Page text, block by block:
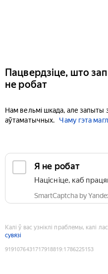
Пацвердзіце, што
не робат
Нам вельмі шкада, але
аўтаматычных.
Чаму гэта
Я не робат
Націсніце, каб
SmartCaptcha by
Калі ў вас узніклі праблемы, калі
сувязі
9191076431717918819:1786225153